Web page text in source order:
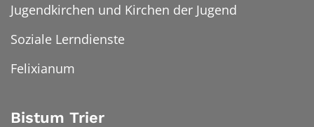
Jugendkirchen und Kirchen der Jugend
Soziale Lerndienste
Felixianum
Bistum Trier